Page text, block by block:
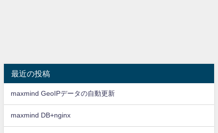
最近の投稿
maxmind GeoIPデータの自動更新
maxmind DB+nginx